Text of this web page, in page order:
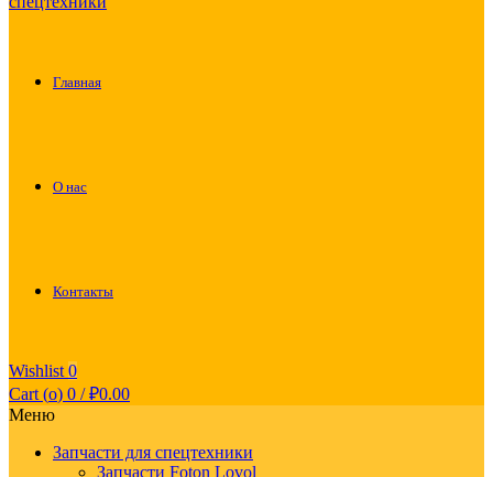
Главная
О нас
Контакты
Wishlist 0
Cart (o) 0 / ₽0.00
Меню
Запчасти для спецтехники
Запчасти Foton Lovol